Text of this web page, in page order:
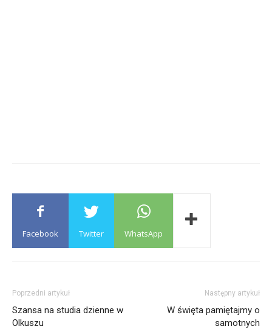
Facebook Twitter WhatsApp
Poprzedni artykuł
Szansa na studia dzienne w
Olkuszu
Następny artykuł
W święta pamiętajmy o
samotnych